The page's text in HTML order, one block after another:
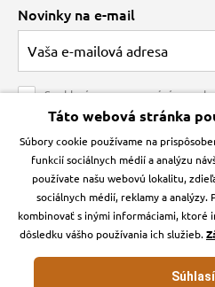
O spoločnosti
Veľkoobchod
Obchodné podmienky
Kontakt
Podmienky ochrany osobných
Zásady používanie cookies a
Novinky na e-mail
Souhlasím se zpracováním
ochrany osobních údajů
Krmiva Pučálka na
Instagran Facebook
Táto webová stránka
Súbory cookie používame na
funkcií sociálnych médií a analýzu
používate našu webovú lokalitu,
sociálnych médií, reklamy a
kombinovať s inými informáciami, ktoré
dôsledku vášho používania ich služieb.